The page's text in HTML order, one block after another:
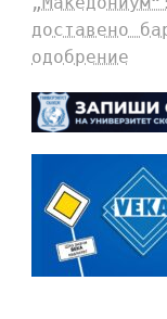
доставено
одобрение